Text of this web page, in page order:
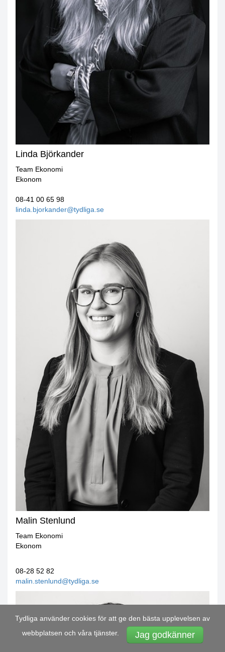
Linda Björkander
Team Ekonomi
Ekonom
08-41 00 65 98
linda.bjorkander@tydliga.se
Malin Stenlund
Team Ekonomi
Ekonom
08-28 52 82
malin.stenlund@tydliga.se
Tydliga använder cookies för att ge den bästa upplevelsen av
webbplatsen och våra tjänster.
Jag godkänner